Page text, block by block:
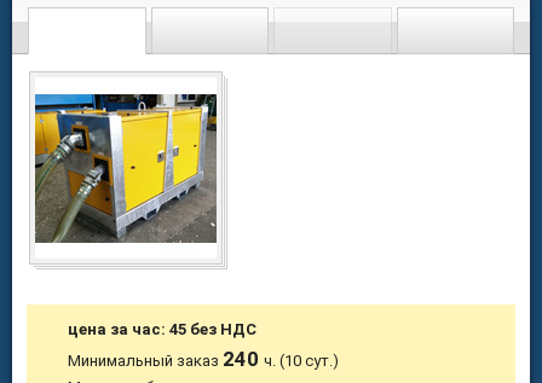
цена за час: 45 без НДС
Минимальный заказ 240ч. (10 сут.)